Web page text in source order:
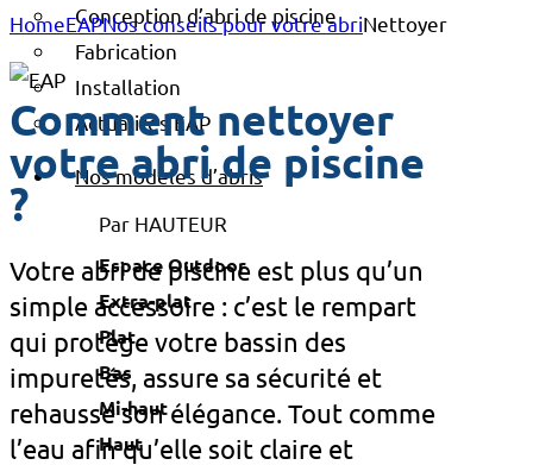
Conception d’abri de piscine
Fabrication
Installation
Actualités EAP
Nos modèles d’abris
Par HAUTEUR
Espace Outdoor
Extra-plat
Plat
Bas
Mi-haut
Haut
HomeEAPNos conseils pour votre abriNettoyer
Comment nettoyer
votre abri de piscine
?
Votre abri de piscine est plus qu’un
simple accessoire : c’est le rempart
qui protège votre bassin des
impuretés, assure sa sécurité et
rehausse son élégance. Tout comme
l’eau afin qu’elle soit claire et